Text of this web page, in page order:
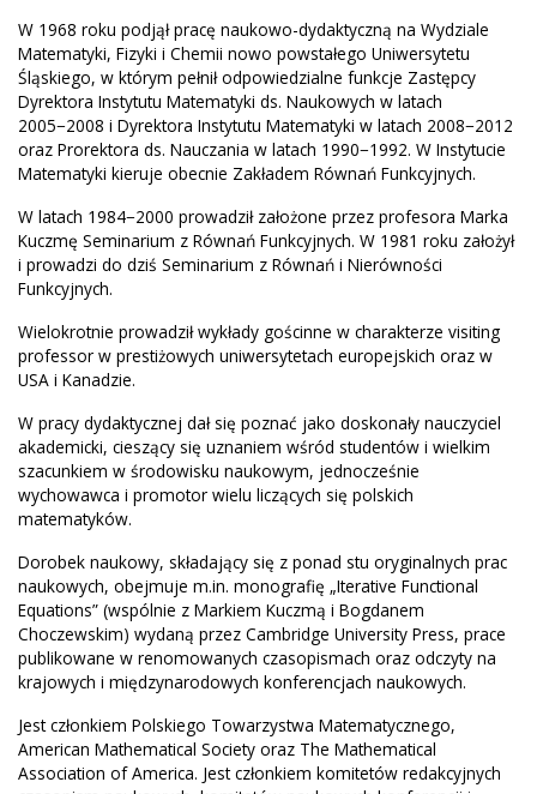
W 1968 roku podjął pracę naukowo-dydaktyczną na Wydziale
Matematyki, Fizyki i Chemii nowo powstałego Uniwersytetu
Śląskiego, w którym pełnił odpowiedzialne funkcje Zastępcy
Dyrektora Instytutu Matematyki ds. Naukowych w latach
2005−2008 i Dyrektora Instytutu Matematyki w latach 2008−2012
oraz Prorektora ds. Nauczania w latach 1990−1992. W Instytucie
Matematyki kieruje obecnie Zakładem Równań Funkcyjnych.
W latach 1984−2000 prowadził założone przez profesora Marka
Kuczmę Seminarium z Równań Funkcyjnych. W 1981 roku założył
i prowadzi do dziś Seminarium z Równań i Nierówności
Funkcyjnych.
Wielokrotnie prowadził wykłady gościnne w charakterze visiting
professor w prestiżowych uniwersytetach europejskich oraz w
USA i Kanadzie.
W pracy dydaktycznej dał się poznać jako doskonały nauczyciel
akademicki, cieszący się uznaniem wśród studentów i wielkim
szacunkiem w środowisku naukowym, jednocześnie
wychowawca i promotor wielu liczących się polskich
matematyków.
Dorobek naukowy, składający się z ponad stu oryginalnych prac
naukowych, obejmuje m.in. monografię „Iterative Functional
Equations” (wspólnie z Markiem Kuczmą i Bogdanem
Choczewskim) wydaną przez Cambridge University Press, prace
publikowane w renomowanych czasopismach oraz odczyty na
krajowych i międzynarodowych konferencjach naukowych.
Jest członkiem Polskiego Towarzystwa Matematycznego,
American Mathematical Society oraz The Mathematical
Association of America. Jest członkiem komitetów redakcyjnych